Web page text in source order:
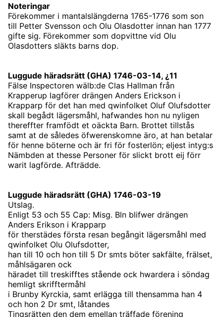
Noteringar
Förekommer i mantalslängderna 1765-1776 som son
till Petter Svensson och Olu Olasdotter innan han 1777
gifte sig. Förekommer som dopvittne vid Olu
Olasdotters släkts barns dop.
Luggude häradsrätt (GHA) 1746-03-14, ¿11
Fälse Inspectoren wälb:de Clas Hallman från
Krapperup lagförer drängen Anders Erickson i
Krapparp för det han med qwinfolket Oluf Olufsdotter
skall begådt lägersmåhl, hafwandes hon nu nyligen
thereffter framfödt et oäckta Barn. Brottet tillstås
samt at de således öfwerenskomne äro, at han betalar
för henne böterne och är fri för fosterlön; eljest intyg:s
Nämbden at thesse Personer för slickt brott eij förr
warit lagförde. Afträdde.
Luggude häradsrätt (GHA) 1746-03-19
Utslag.
Enligt 53 och 55 Cap: Misg. Bln blifwer drängen
Anders Erikson i Krapparp
för therstädes första resan begångit lägersmåhl med
qwinfolket Olu Olufsdotter,
han till 10 och hon till 5 Dr smts böter sakfälte, frälset,
måhlsägaren ock
häradet till treskifftes stående ock hwardera i söndag
hemligt skrifftermåhl
i Brunby Kyrckia, samt erlägga till thensamma han 4
och hon 2 Dr smt, låtandes
Tingsrätten den dem emellan träffade förening